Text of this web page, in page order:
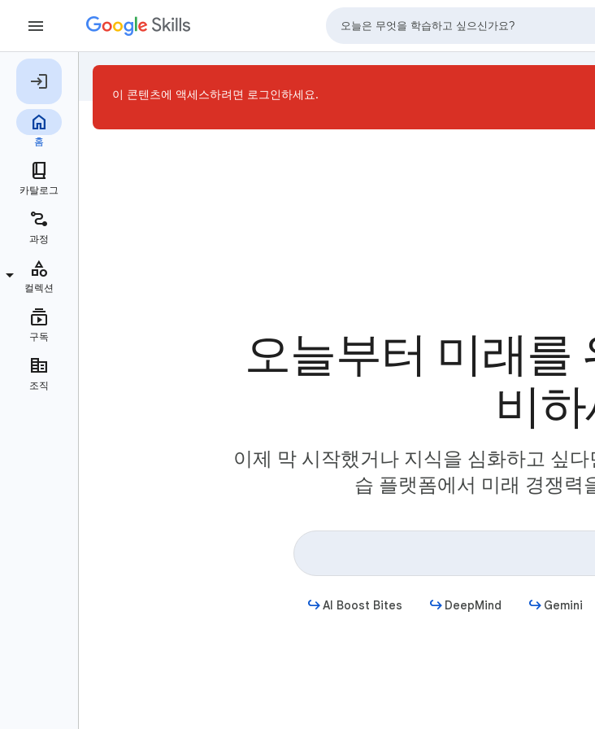
오늘부터 미래를
비
이제 막 시작했거나 지식을 심화하고 싶
습 플랫폼에서 미래 경쟁력
AI Boost Bites DeepMind Gemini
이 콘텐츠에 액세스하려면 로그인하세요.